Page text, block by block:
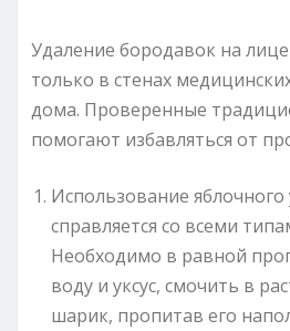
Удаление бородавок на
только в стенах
дома. Проверенные
помогают избавляться от
Использование яблочного
справляется со всеми
Необходимо в равной
воду и уксус, смочить в
шарик, пропитав его